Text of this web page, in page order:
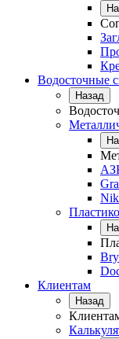
Водосточные
Назад
Клиентам
Назад